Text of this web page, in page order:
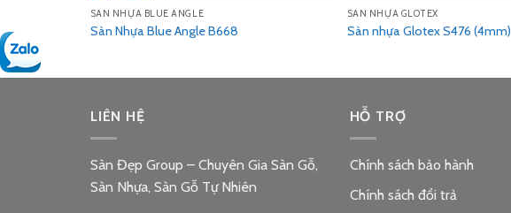
SÀN NHỰA BLUE ANGLE
Sàn Nhựa Blue Angle B668
SÀN NHỰA GLOTEX
Sàn nhựa Glotex S476 (4mm)
LIÊN HỆ
Sàn Đẹp Group – Chuyên Gia Sàn Gỗ,
Sàn Nhựa, Sàn Gỗ Tự Nhiên
HỖ TRỢ
Chính sách bảo hành
Chính sách đổi trả